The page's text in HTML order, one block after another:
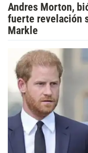
Andres Morton,
fuerte revelación
Markle